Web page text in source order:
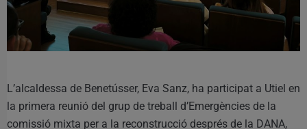
L’alcaldessa de Benetússer, Eva Sanz, ha participat a Utiel en
la primera reunió del grup de treball d’Emergències de la
comissió mixta per a la reconstrucció després de la DANA,